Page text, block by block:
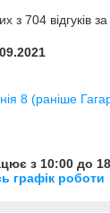
з 704 відгуків за
8 (раніше
з 10:00 до
графік роботи